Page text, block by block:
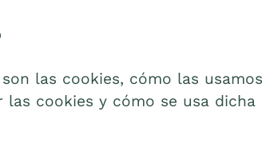
las cookies, cómo las
cookies y cómo se usa